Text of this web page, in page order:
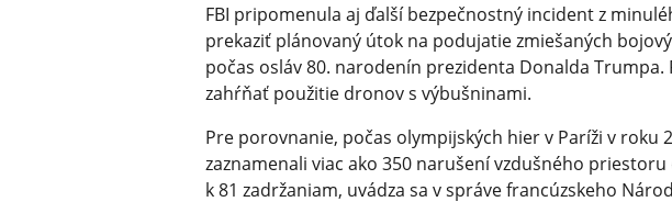
FBI pripomenula aj ďalší bezpečnostný incident z
prekaziť plánovaný útok na podujatie zmiešaných
počas osláv 80. narodenín prezidenta Donalda
zahŕňať použitie dronov s výbušninami.
Pre porovnanie, počas olympijských hier v Paríži v roku
zaznamenali viac ako 350 narušení vzdušného
k 81 zadržaniam, uvádza sa v správe francúzskeho